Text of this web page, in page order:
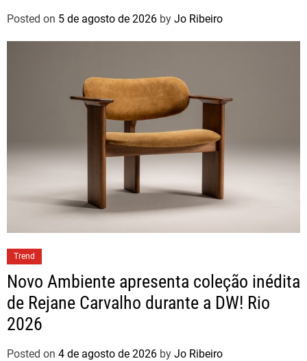
Posted on 5 de agosto de 2026 by Jo Ribeiro
Trend
Novo Ambiente apresenta coleção inédita
de Rejane Carvalho durante a DW! Rio
2026
Posted on 4 de agosto de 2026 by Jo Ribeiro